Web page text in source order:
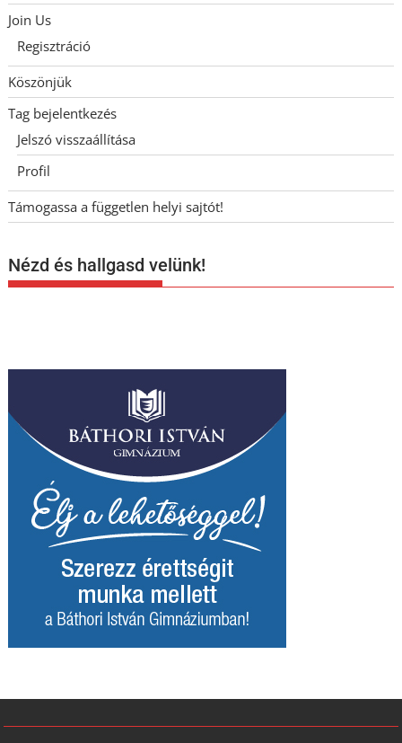
Join Us
Regisztráció
Köszönjük
Tag bejelentkezés
Jelszó visszaállítása
Profil
Támogassa a független helyi sajtót!
Nézd és hallgasd velünk!